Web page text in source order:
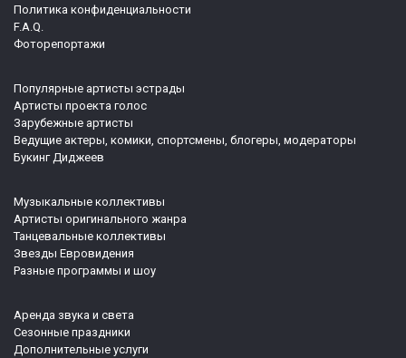
Политика конфиденциальности
F.A.Q.
Фоторепортажи
Популярные артисты эстрады
Артисты проекта голос
Зарубежные артисты
Ведущие актеры, комики, спортсмены, блогеры, модераторы
Букинг Диджеев
Музыкальные коллективы
Артисты оригинального жанра
Танцевальные коллективы
Звезды Евровидения
Разные программы и шоу
Аренда звука и света
Сезонные праздники
Дополнительные услуги